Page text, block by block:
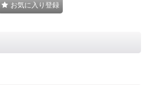
お気に入り登録